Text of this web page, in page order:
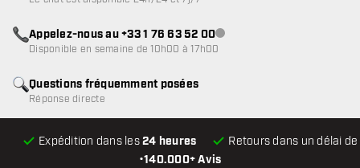
•140.000+ Avis
Expédition dans les24 heures Retours dans un délai de
Questions fréquemment posées
Réponse directe
Appelez-nous au +33 1 76 63 52 00Service client indisponible
Disponible en semaine de 10h00 à 17h00